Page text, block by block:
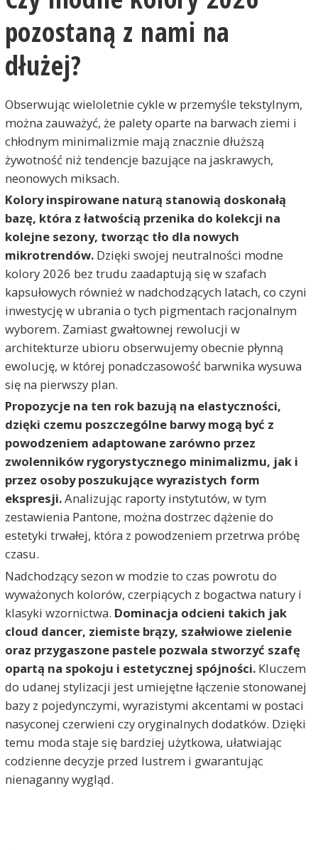
pozostaną z nami na
dłużej?
Obserwując wieloletnie cykle w przemyśle tekstylnym,
można zauważyć, że palety oparte na barwach ziemi i
chłodnym minimalizmie mają znacznie dłuższą
żywotność niż tendencje bazujące na jaskrawych,
neonowych miksach.
Kolory inspirowane naturą stanowią doskonałą
bazę, która z łatwością przenika do kolekcji na
kolejne sezony, tworząc tło dla nowych
mikrotrendów. Dzięki swojej neutralności modne
kolory 2026 bez trudu zaadaptują się w szafach
kapsułowych również w nadchodzących latach, co czyni
inwestycję w ubrania o tych pigmentach racjonalnym
wyborem. Zamiast gwałtownej rewolucji w
architekturze ubioru obserwujemy obecnie płynną
ewolucję, w której ponadczasowość barwnika wysuwa
się na pierwszy plan.
Propozycje na ten rok bazują na elastyczności,
dzięki czemu poszczególne barwy mogą być z
powodzeniem adaptowane zarówno przez
zwolenników rygorystycznego minimalizmu, jak i
przez osoby poszukujące wyrazistych form
ekspresji.Analizując raporty instytutów, w tym
zestawienia Pantone, można dostrzec dążenie do
estetyki trwałej, która z powodzeniem przetrwa próbę
czasu.
Nadchodzący sezon w modzie to czas powrotu do
wyważonych kolorów, czerpiących z bogactwa natury i
klasyki wzornictwa. Dominacja odcieni takich jak
cloud dancer, ziemiste brązy, szałwiowe zielenie
oraz przygaszone pastele pozwala stworzyć szafę
opartą na spokoju i estetycznej spójności.Kluczem
do udanej stylizacji jest umiejętne łączenie stonowanej
bazy z pojedynczymi, wyrazistymi akcentami w postaci
nasyconej czerwieni czy oryginalnych dodatków. Dzięki
temu moda staje się bardziej użytkowa, ułatwiając
codzienne decyzje przed lustrem i gwarantując
nienaganny wygląd.